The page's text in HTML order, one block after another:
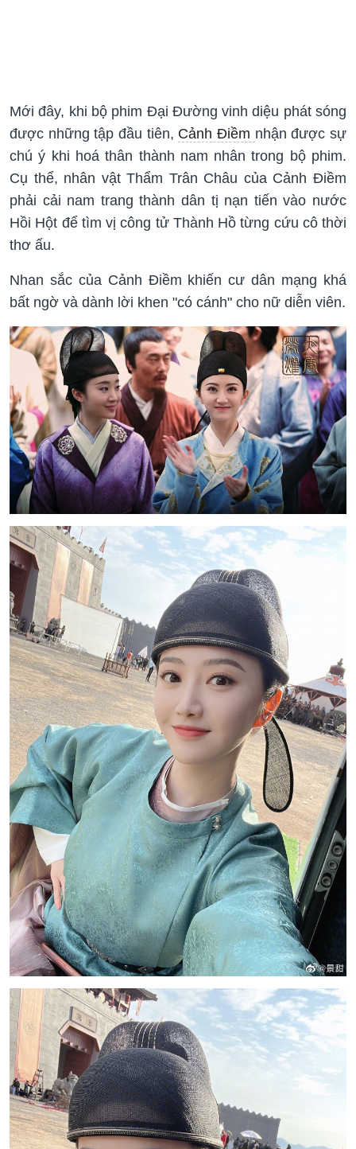
Mới đây, khi bộ phim Đại Đường vinh diệu phát sóng
được những tập đầu tiên, Cảnh Điềm nhận được sự
chú ý khi hoá thân thành nam nhân trong bộ phim.
Cụ thể, nhân vật Thẩm Trân Châu của Cảnh Điềm
phải cải nam trang thành dân tị nạn tiến vào nước
Hồi Hột để tìm vị công tử Thành Hồ từng cứu cô thời
thơ ấu.
Nhan sắc của Cảnh Điềm khiến cư dân mạng khá
bất ngờ và dành lời khen "có cánh" cho nữ diễn viên.